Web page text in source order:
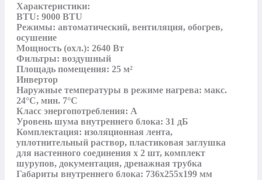
Характеристики:
BTU: 9000 BTU
Режимы: автоматический, вентиляция, обогрев,
осушение
Мощность (охл.): 2640 Вт
Фильтры: воздушный
Площадь помещения: 25 м²
Инвертор
Наружные температуры в режиме нагрева: макс.
24°С, мин. 7°С
Класс энергопотребления: A
Уровень шума внутреннего блока: 31 дБ
Комплектация: изоляционная лента,
уплотнительный раствор, пластиковая заглушка
для настенного соединения х 2 шт, комплект
шурупов, документация, дренажная трубка
Габариты внутреннего блока: 736x255x199 мм